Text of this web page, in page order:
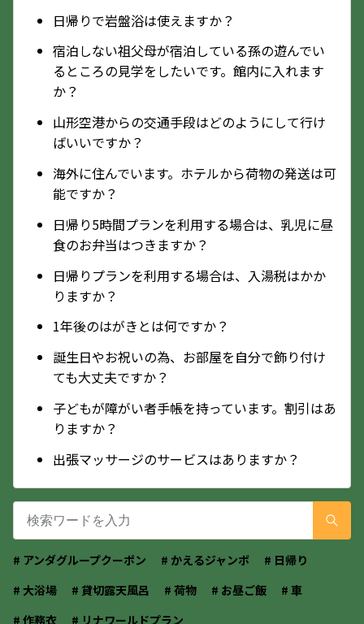
日帰りで岩盤浴は使えますか？
宿泊しない祖父母が宿泊している孫の遊んでい
るところの見学をしたいです。館内に入れます
か？
山形空港からの交通手段はどのようにして行け
ばいいですか？
海外に住んでいます。ホテルから荷物の発送は可
能ですか？
日帰り5時間プランを利用する場合は、乳児に昼
食のお弁当はつきますか？
日帰りプランを利用する場合は、入湯税はかか
りますか？
1年後のはがきとは何ですか？
誕生日やお祝いの為、お部屋を自分で飾り付け
ても大丈夫ですか？
子どもが障がい者手帳を持っています。割引はあ
りますか？
出張マッサージのサービスはありますか？
# アンダグループクーポン # かえるジャンボ
# 日帰り
# 大浴場
# 貸切露天風呂 # 荷物 # お昼ご飯
# 車
# 作務衣
# リナワールドプラン